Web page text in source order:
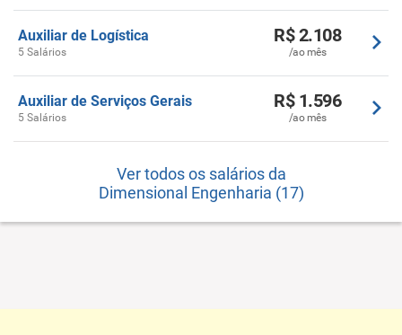
Auxiliar de Logística
5 Salários
R$ 2.108
/ao mês
Auxiliar de Serviços Gerais
5 Salários
R$ 1.596
/ao mês
Ver todos os salários da
Dimensional Engenharia (17)